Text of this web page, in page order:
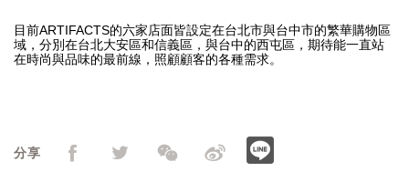
目前ARTIFACTS的六家店面皆設定在台北市與台中市的繁華購物區
域，分別在台北大安區和信義區，與台中的西屯區，期待能一直站
在時尚與品味的最前線，照顧顧客的各種需求。
分享